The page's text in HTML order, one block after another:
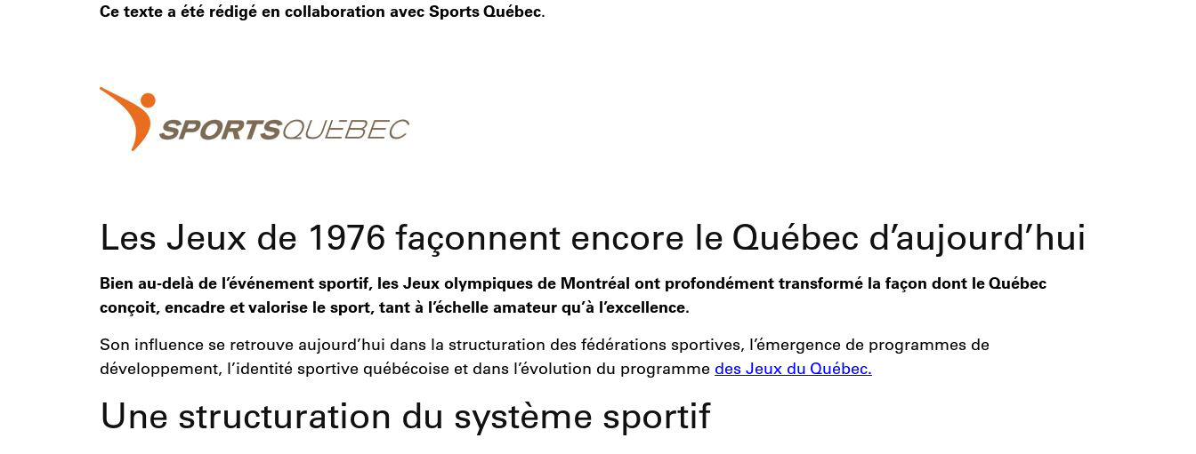
Ce texte a été rédigé en collaboration avec Sports Québec.
Les Jeux de 1976 façonnent encore le Québec d’aujourd’hui
Bien au-delà de l’événement sportif, les Jeux olympiques de Montréal ont profondément transformé la façon dont le Québec
conçoit, encadre et valorise le sport, tant à l’échelle amateur qu’à l’excellence.
Son influence se retrouve aujourd’hui dans la structuration des fédérations sportives, l’émergence de programmes de
développement, l’identité sportive québécoise et dans l’évolution du programme des Jeux du Québec.
Une structuration du système sportif